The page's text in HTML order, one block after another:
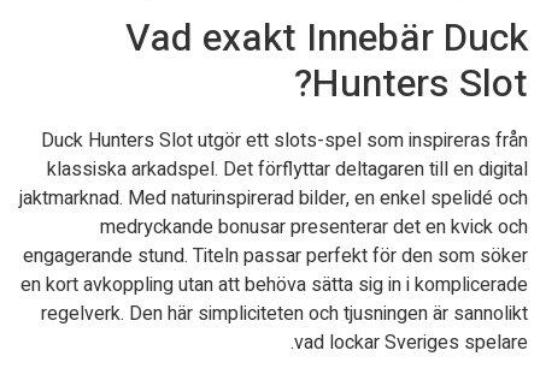
Vad exakt Innebär Duck
Hunters Slot?
Duck Hunters Slot utgör ett slots-spel som inspireras från
klassiska arkadspel. Det förflyttar deltagaren till en digital
jaktmarknad. Med naturinspirerad bilder, en enkel spelidé och
medryckande bonusar presenterar det en kvick och
engagerande stund. Titeln passar perfekt för den som söker
en kort avkoppling utan att behöva sätta sig in i komplicerade
regelverk. Den här simpliciteten och tjusningen är sannolikt
vad lockar Sveriges spelare.